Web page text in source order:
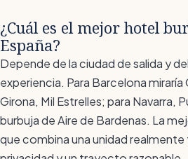
¿Cuál es el mejor hotel
España?
Depende de la ciudad de salida y
experiencia. Para Barcelona miraría
Girona, Mil Estrelles; para Navarra,
burbuja de Aire de Bardenas. La
que combina una unidad